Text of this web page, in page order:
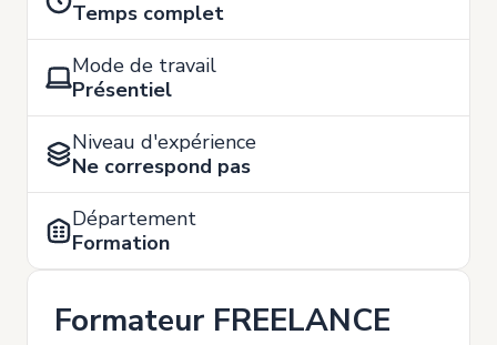
Temps complet
Mode de travail
Présentiel
Niveau d'expérience
Ne correspond pas
Département
Formation
Formateur FREELANCE